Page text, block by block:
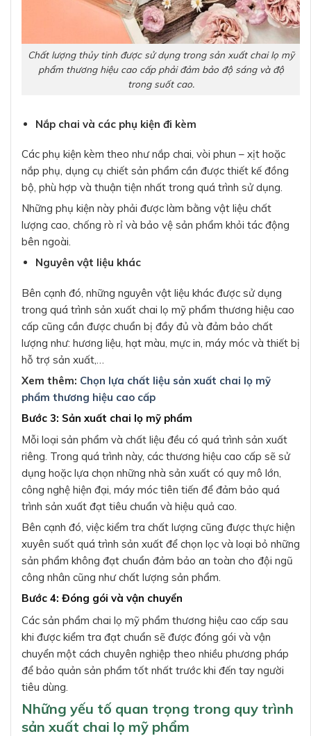
Chất lượng thủy tinh được sử dụng trong sản xuất chai lọ mỹ
phẩm thương hiệu cao cấp phải đảm bảo độ sáng và độ
trong suốt cao.
Nắp chai và các phụ kiện đi kèm
Các phụ kiện kèm theo như nắp chai, vòi phun – xịt hoặc
nắp phụ, dụng cụ chiết sản phẩm cần được thiết kế đồng
bộ, phù hợp và thuận tiện nhất trong quá trình sử dụng.
Những phụ kiện này phải được làm bằng vật liệu chất
lượng cao, chống rò rỉ và bảo vệ sản phẩm khỏi tác động
bên ngoài.
Nguyên vật liệu khác
Bên cạnh đó, những nguyên vật liệu khác được sử dụng
trong quá trình sản xuất chai lọ mỹ phẩm thương hiệu cao
cấp cũng cần được chuẩn bị đầy đủ và đảm bảo chất
lượng như: hương liệu, hạt màu, mực in, máy móc và thiết bị
hỗ trợ sản xuất,…
Xem thêm: Chọn lựa chất liệu sản xuất chai lọ mỹ
phẩm thương hiệu cao cấp
Bước 3: Sản xuất chai lọ mỹ phẩm
Mỗi loại sản phẩm và chất liệu đều có quá trình sản xuất
riêng. Trong quá trình này, các thương hiệu cao cấp sẽ sử
dụng hoặc lựa chọn những nhà sản xuất có quy mô lớn,
công nghệ hiện đại, máy móc tiên tiến để đảm bảo quá
trình sản xuất đạt tiêu chuẩn và hiệu quả cao.
Bên cạnh đó, việc kiểm tra chất lượng cũng được thực hiện
xuyên suốt quá trình sản xuất để chọn lọc và loại bỏ những
sản phẩm không đạt chuẩn đảm bảo an toàn cho đội ngũ
công nhân cũng như chất lượng sản phẩm.
Bước 4: Đóng gói và vận chuyển
Các sản phẩm chai lọ mỹ phẩm thương hiệu cao cấp sau
khi được kiểm tra đạt chuẩn sẽ được đóng gói và vận
chuyển một cách chuyên nghiệp theo nhiều phương pháp
để bảo quản sản phẩm tốt nhất trước khi đến tay người
tiêu dùng.
Những yếu tố quan trọng trong quy trình
sản xuất chai lọ mỹ phẩm